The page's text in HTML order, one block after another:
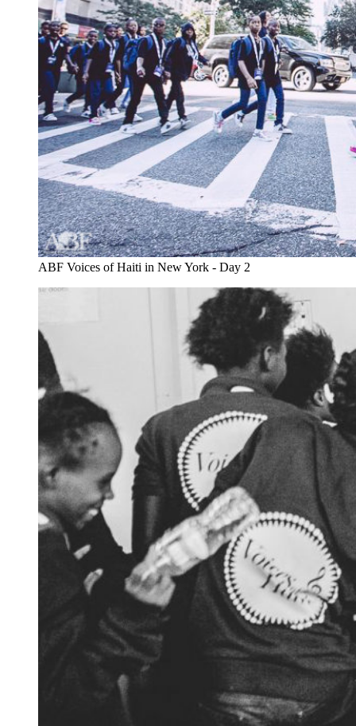
ABF Voices of Haiti in New York - Day 2